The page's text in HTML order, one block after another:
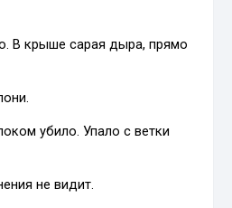
В крыше сарая дыра, прямо
убило. Упало с ветки
не видит.